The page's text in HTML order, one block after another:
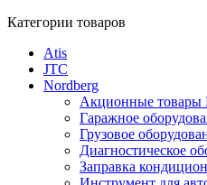
Категории товаров
Atis
JTC
Nordberg
Акционные товары
Гаражное
Грузовое
Диагностическое
Заправка